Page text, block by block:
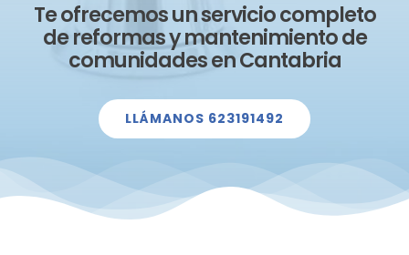
Te ofrecemos un servicio completo
de reformas y mantenimiento de
comunidades en Cantabria
LLÁMANOS 623191492